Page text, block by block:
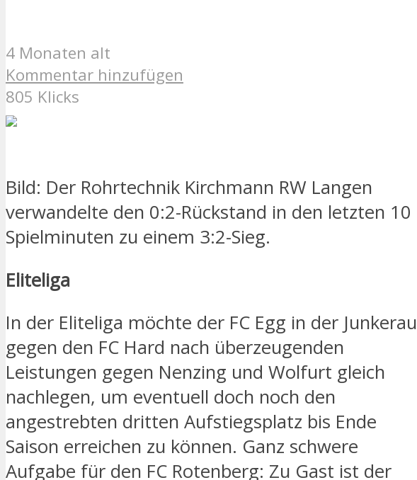
4 Monaten alt
Kommentar hinzufügen
805 Klicks
Bild: Der Rohrtechnik Kirchmann RW Langen
verwandelte den 0:2-Rückstand in den letzten 10
Spielminuten zu einem 3:2-Sieg.
Eliteliga
In der Eliteliga möchte der FC Egg in der Junkerau
gegen den FC Hard nach überzeugenden
Leistungen gegen Nenzing und Wolfurt gleich
nachlegen, um eventuell doch noch den
angestrebten dritten Aufstiegsplatz bis Ende
Saison erreichen zu können. Ganz schwere
Aufgabe für den FC Rotenberg: Zu Gast ist der